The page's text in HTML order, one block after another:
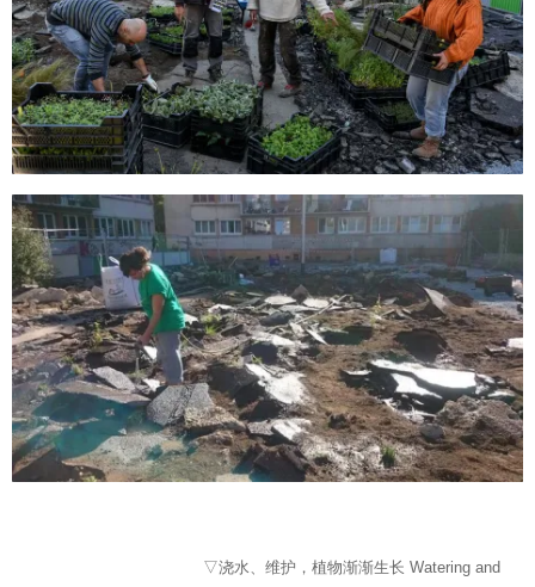
▽浇水、维护，植物渐渐生长 Watering and